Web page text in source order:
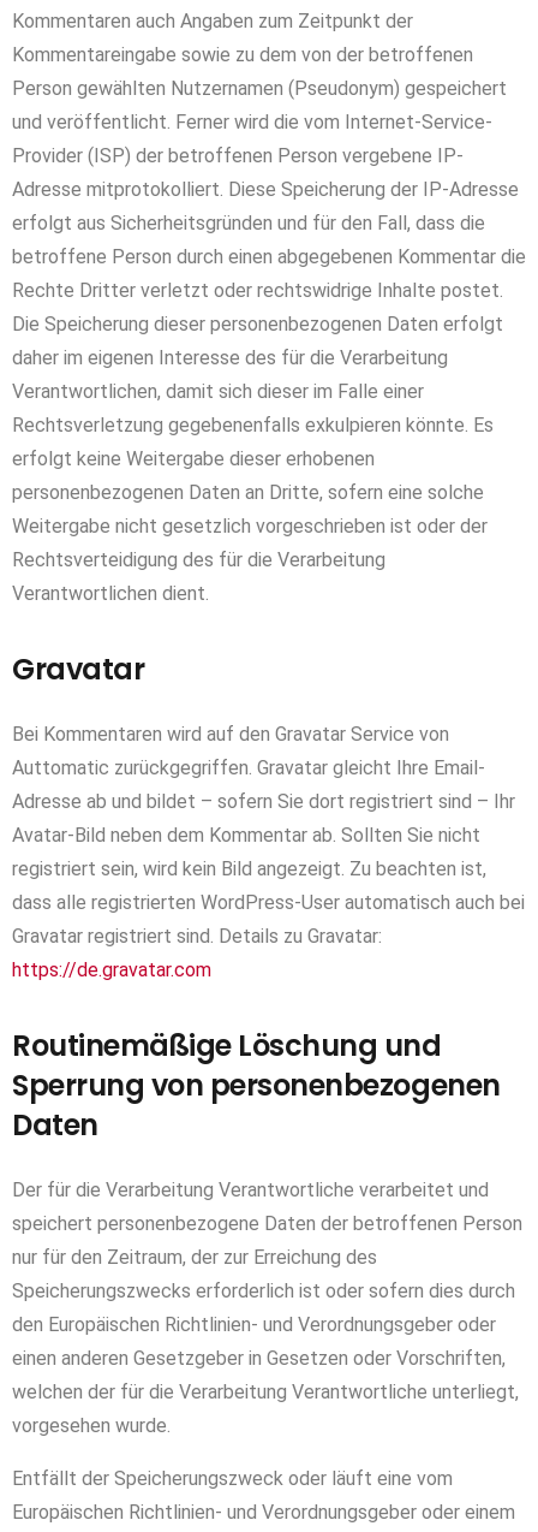
Kommentaren auch Angaben zum Zeitpunkt der
Kommentareingabe sowie zu dem von der betroffenen
Person gewählten Nutzernamen (Pseudonym) gespeichert
und veröffentlicht. Ferner wird die vom Internet-Service-
Provider (ISP) der betroffenen Person vergebene IP-
Adresse mitprotokolliert. Diese Speicherung der IP-Adresse
erfolgt aus Sicherheitsgründen und für den Fall, dass die
betroffene Person durch einen abgegebenen Kommentar die
Rechte Dritter verletzt oder rechtswidrige Inhalte postet.
Die Speicherung dieser personenbezogenen Daten erfolgt
daher im eigenen Interesse des für die Verarbeitung
Verantwortlichen, damit sich dieser im Falle einer
Rechtsverletzung gegebenenfalls exkulpieren könnte. Es
erfolgt keine Weitergabe dieser erhobenen
personenbezogenen Daten an Dritte, sofern eine solche
Weitergabe nicht gesetzlich vorgeschrieben ist oder der
Rechtsverteidigung des für die Verarbeitung
Verantwortlichen dient.
Gravatar
Bei Kommentaren wird auf den Gravatar Service von
Auttomatic zurückgegriffen. Gravatar gleicht Ihre Email-
Adresse ab und bildet – sofern Sie dort registriert sind – Ihr
Avatar-Bild neben dem Kommentar ab. Sollten Sie nicht
registriert sein, wird kein Bild angezeigt. Zu beachten ist,
dass alle registrierten WordPress-User automatisch auch bei
Gravatar registriert sind. Details zu Gravatar:
https://de.gravatar.com
Routinemäßige Löschung und
Sperrung von personenbezogenen
Daten
Der für die Verarbeitung Verantwortliche verarbeitet und
speichert personenbezogene Daten der betroffenen Person
nur für den Zeitraum, der zur Erreichung des
Speicherungszwecks erforderlich ist oder sofern dies durch
den Europäischen Richtlinien- und Verordnungsgeber oder
einen anderen Gesetzgeber in Gesetzen oder Vorschriften,
welchen der für die Verarbeitung Verantwortliche unterliegt,
vorgesehen wurde.
Entfällt der Speicherungszweck oder läuft eine vom
Europäischen Richtlinien- und Verordnungsgeber oder einem